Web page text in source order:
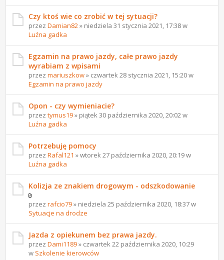
Czy ktoś wie co zrobić w tej sytuacji?
przezDamian82 » niedziela 31 stycznia 2021, 17:38 w
Luźna gadka
Egzamin na prawo jazdy, całe prawo jazdy
wyrabiam z wpisami
przezmariuszkow» czwartek 28 stycznia 2021, 15:20 w
Egzamin na prawo jazdy
Opon - czy wymieniacie?
przeztymus19» piątek 30 października 2020, 20:02 w
Luźna gadka
Potrzebuję pomocy
przezRafal121 » wtorek 27 października 2020, 20:19 w
Luźna gadka
Kolizja ze znakiem drogowym - odszkodowanie
przezrafcio79» niedziela 25 października 2020, 18:37 w
Sytuacje na drodze
Jazda z opiekunem bez prawa jazdy.
przezDami1189» czwartek 22 października 2020, 10:29
w Szkolenie kierowców